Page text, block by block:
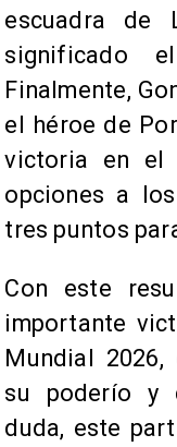
escuadra de
significado
Finalmente,
el héroe de
victoria en el
opciones a
tres puntos
Con este
importante
Mundial 2026,
su poderío y
duda, este